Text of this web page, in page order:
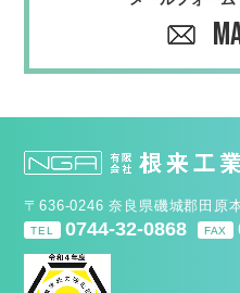
〒636-0246 奈良県磯城郡⽥原
TEL 0744-32-0868 FAX